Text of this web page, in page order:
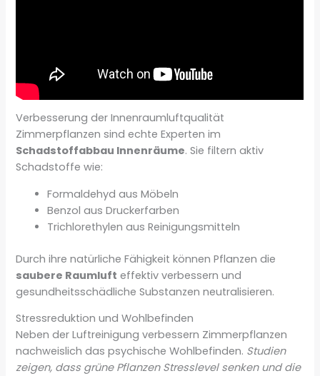
Verbesserung der Innenraumluftqualität
Zimmerpflanzen sind echte Experten im
Schadstoffabbau Innenräume. Sie filtern aktiv
Schadstoffe wie:
Formaldehyd aus Möbeln
Benzol aus Druckerfarben
Trichlorethylen aus Reinigungsmitteln
Durch ihre natürliche Fähigkeit können Pflanzen die
saubere Raumluft effektiv verbessern und
gesundheitsschädliche Substanzen neutralisieren.
Stressreduktion und Wohlbefinden
Neben der Luftreinigung verbessern Zimmerpflanzen
nachweislich das psychische Wohlbefinden. Studien
zeigen, dass grüne Pflanzen Stresslevel senken und die